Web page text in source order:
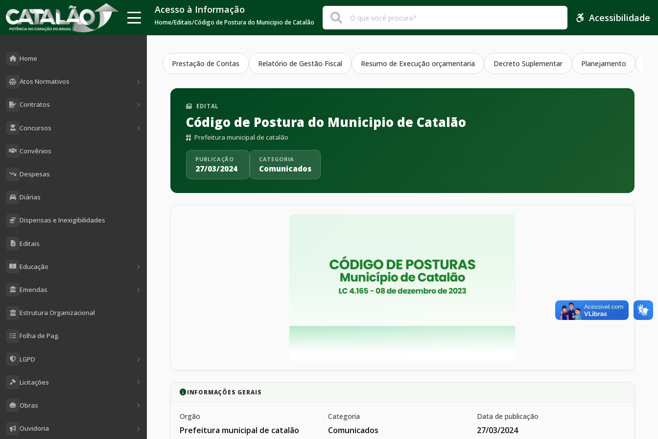
Home
Atos Normativos
Contratos
Concursos
Convênios
Despesas
Diárias
Dispensas e Inexigibilidades
Editais
Educação
Emendas
Estrutura Organizacional
Folha de Pag.
LGPD
Licitações
Obras
Ouvidoria
Acesso à Informação
Home/Editais/Código de Postura do Municipio de Catalão Acessibilidade
Prestação de Contas Relatório de Gestão Fiscal Resumo de Execução orçamentaria Decreto Suplementar Planejamento
EDITAL
Código de Postura do Municipio de Catalão
Prefeitura municipal de catalão
PUBLICAÇÃO
27/03/2024
CATEGORIA
Comunicados
INFORMAÇÕES GERAIS
Orgão
Prefeitura municipal de catalão
Categoria
Comunicados
Data de publicação
27/03/2024